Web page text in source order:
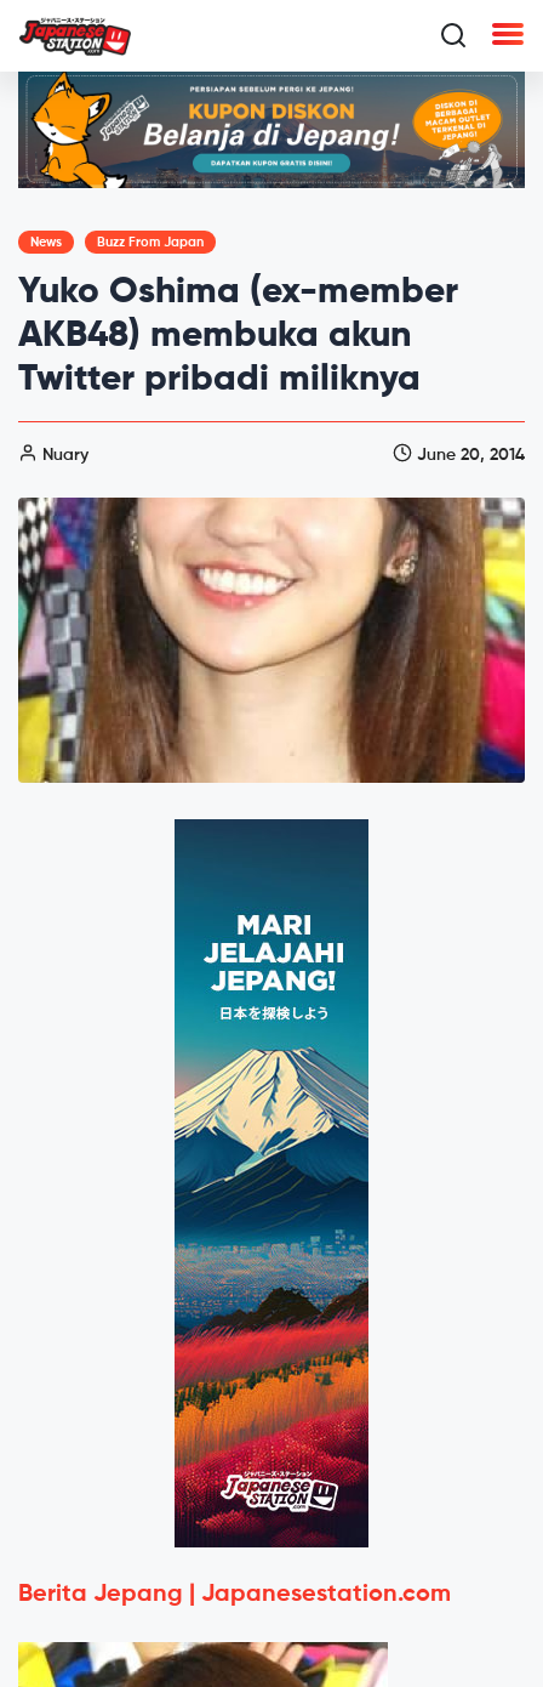
News Buzz From Japan
Yuko Oshima (ex-member
AKB48) membuka akun
Twitter pribadi miliknya
Nuary June 20, 2014
Berita Jepang | Japanesestation.com